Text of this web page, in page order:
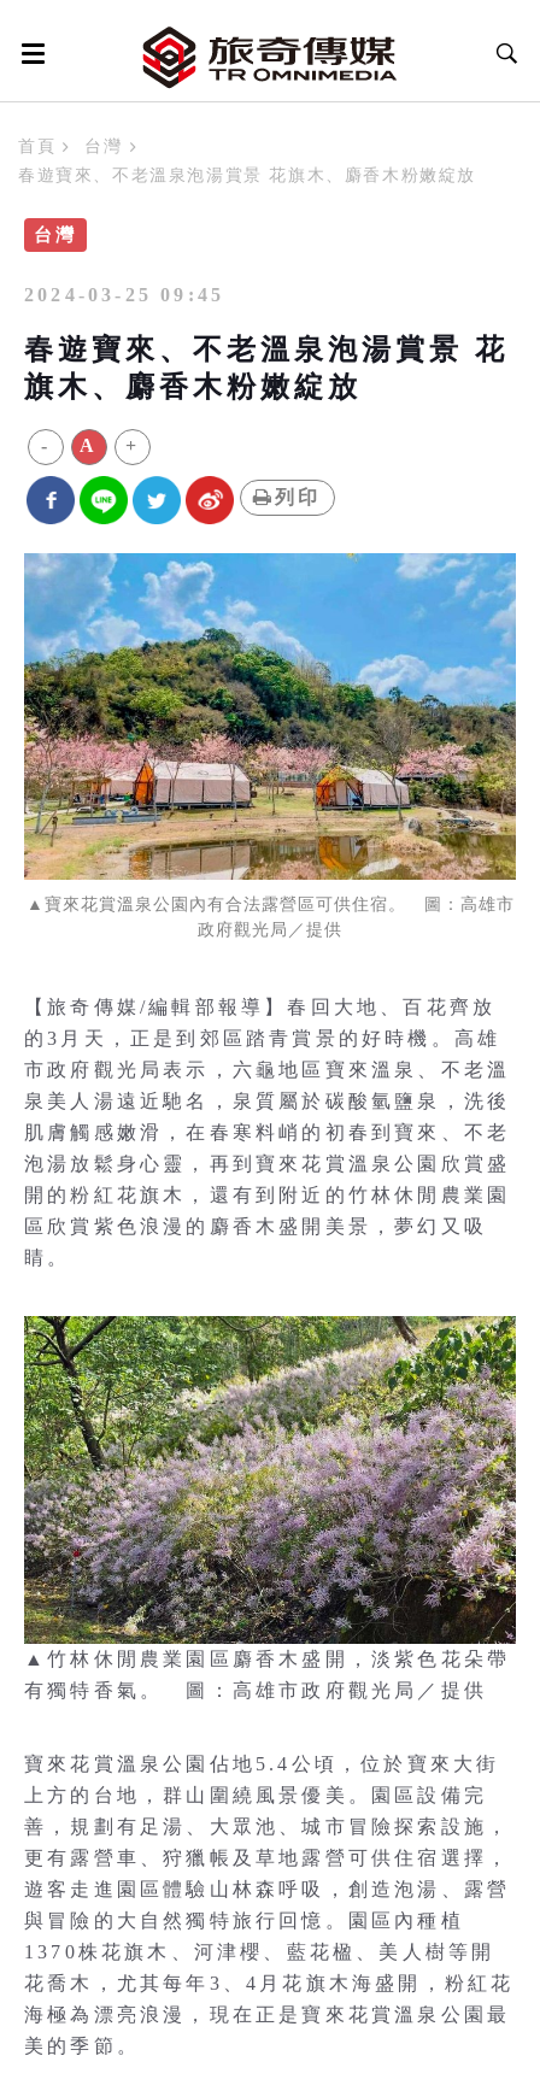
首頁
台灣
春遊寶來、不老溫泉泡湯賞景 花旗木、麝香木粉嫩綻放
台灣
2024-03-25 09:45
春遊寶來、不老溫泉泡湯賞景 花
旗木、麝香木粉嫩綻放
- A +
列印
▲寶來花賞溫泉公園內有合法露營區可供住宿。 圖：高雄市
政府觀光局／提供
【旅奇傳媒/編輯部報導】春回大地、百花齊放
的3月天，正是到郊區踏青賞景的好時機。高雄
市政府觀光局表示，六龜地區寶來溫泉、不老溫
泉美人湯遠近馳名，泉質屬於碳酸氫鹽泉，洗後
肌膚觸感嫩滑，在春寒料峭的初春到寶來、不老
泡湯放鬆身心靈，再到寶來花賞溫泉公園欣賞盛
開的粉紅花旗木，還有到附近的竹林休閒農業園
區欣賞紫色浪漫的麝香木盛開美景，夢幻又吸
睛。
▲竹林休閒農業園區麝香木盛開，淡紫色花朵帶
有獨特香氣。 圖：高雄市政府觀光局／提供
寶來花賞溫泉公園佔地5.4公頃，位於寶來大街
上方的台地，群山圍繞風景優美。園區設備完
善，規劃有足湯、大眾池、城市冒險探索設施，
更有露營車、狩獵帳及草地露營可供住宿選擇，
遊客走進園區體驗山林森呼吸，創造泡湯、露營
與冒險的大自然獨特旅行回憶。園區內種植
1370株花旗木、河津櫻、藍花楹、美人樹等開
花喬木，尤其每年3、4月花旗木海盛開，粉紅花
海極為漂亮浪漫，現在正是寶來花賞溫泉公園最
美的季節。